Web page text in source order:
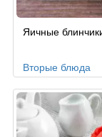
Яичные
Вторые блюда